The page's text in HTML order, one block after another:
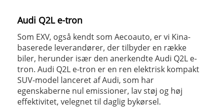
Audi Q2L e-tron
Som EXV, også kendt som Aecoauto, er vi Kina-
baserede leverandører, der tilbyder en række
biler, herunder især den anerkendte Audi Q2L e-
tron. Audi Q2L e-tron er en ren elektrisk kompakt
SUV-model lanceret af Audi, som har
egenskaberne nul emissioner, lav støj og høj
effektivitet, velegnet til daglig bykørsel.